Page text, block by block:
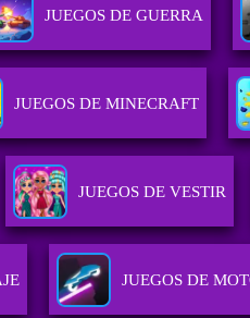
JUEGOS DE GUERRA
JUEGOS DE MINECRAFT
JUEGOS DE VESTIR
JUEGOS DE